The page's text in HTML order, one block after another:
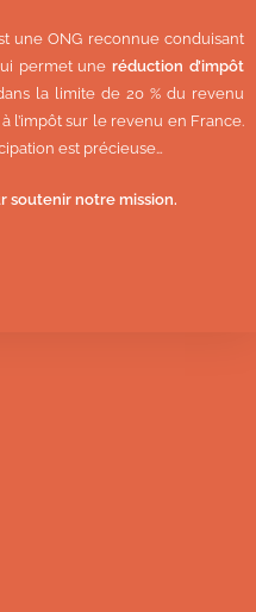
une ONG reconnue conduisant
permet une réduction d’impôt
la limite de 20 % du revenu
l’impôt sur le revenu en France.
est précieuse…
soutenir notre mission.